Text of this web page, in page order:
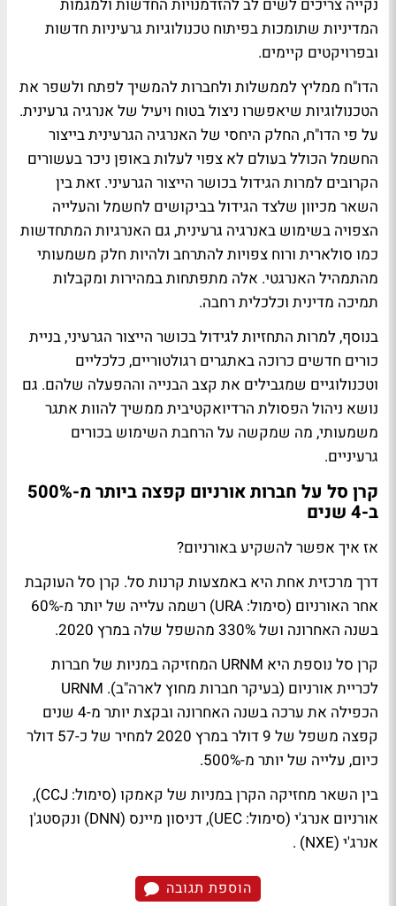
נקייה צריכים לשים לב להזדמנויות החדשות ולמגמות
המדיניות שתומכות בפיתוח טכנולוגיות גרעיניות חדשות
ובפרויקטים קיימים.
הדו"ח ממליץ לממשלות ולחברות להמשיך לפתח ולשפר את
הטכנולוגיות שיאפשרו ניצול בטוח ויעיל של אנרגיה גרעינית.
על פי הדו"ח, החלק היחסי של האנרגיה הגרעינית בייצור
החשמל הכולל בעולם לא צפוי לעלות באופן ניכר בעשורים
הקרובים למרות הגידול בכושר הייצור הגרעיני. זאת בין
השאר מכיוון שלצד הגידול בביקושים לחשמל והעלייה
הצפויה בשימוש באנרגיה גרעינית, גם האנרגיות המתחדשות
כמו סולארית ורוח צפויות להתרחב ולהיות חלק משמעותי
מהתמהיל האנרגטי. אלה מתפתחות במהירות ומקבלות
תמיכה מדינית וכלכלית רחבה.
בנוסף, למרות התחזיות לגידול בכושר הייצור הגרעיני, בניית
כורים חדשים כרוכה באתגרים רגולטוריים, כלכליים
וטכנולוגיים שמגבילים את קצב הבנייה וההפעלה שלהם. גם
נושא ניהול הפסולת הרדיואקטיבית ממשיך להוות אתגר
משמעותי, מה שמקשה על הרחבת השימוש בכורים
גרעיניים.
קרן סל על חברות אורניום קפצה ביותר מ-500%
ב-4 שנים
אז איך אפשר להשקיע באורניום?
דרך מרכזית אחת היא באמצעות קרנות סל. קרן סל העוקבת
אחר האורניום (סימול: URA) רשמה עלייה של יותר מ-60%
בשנה האחרונה ושל 330% מהשפל שלה במרץ 2020.
קרן סל נוספת היא URNM המחזיקה במניות של חברות
לכריית אורניום (בעיקר חברות מחוץ לארה"ב). URNM
הכפילה את ערכה בשנה האחרונה ובקצת יותר מ-4 שנים
קפצה משפל של 9 דולר במרץ 2020 למחיר של כ-57 דולר
כיום, עלייה של יותר מ-500%.
בין השאר מחזיקה הקרן במניות של קאמקו (סימול: CCJ),
אורניום אנרג'י (סימול: UEC), דניסון מיינס (DNN) ונקסטג'ן
אנרג'י (NXE) .
הוספת תגובה